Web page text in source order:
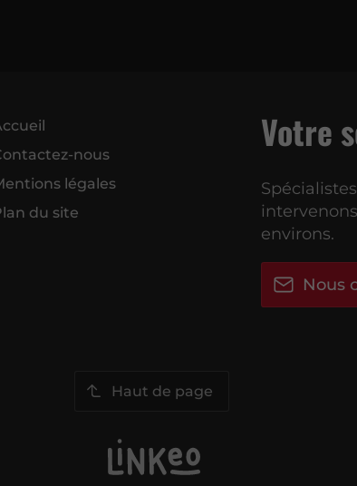
nous
légales
du site
Votre
environs.
Nous
Haut de page